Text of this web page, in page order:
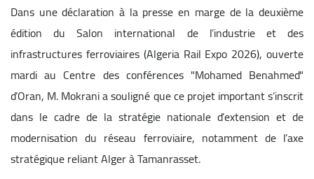
Dans une déclaration à la presse en marge de la deuxième
édition du Salon international de l’industrie et des
infrastructures ferroviaires (Algeria Rail Expo 2026), ouverte
mardi au Centre des conférences "Mohamed Benahmed"
d’Oran, M. Mokrani a souligné que ce projet important s’inscrit
dans le cadre de la stratégie nationale d’extension et de
modernisation du réseau ferroviaire, notamment de l’axe
stratégique reliant Alger à Tamanrasset.